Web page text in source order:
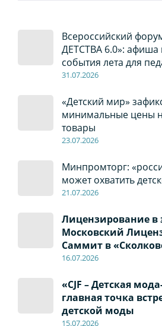
Всероссийский
ДЕТСТВА 6.0»: афиша
события лета для
31.07.2026
«Детский мир»
минимальные цены
товары
23.07.2026
Минпромторг:
может охватить
21.07.2026
Лицензирование в
Московский
Саммит в
16.07.2026
«CJF – Детская
главная точка
детской моды
15.07.2026